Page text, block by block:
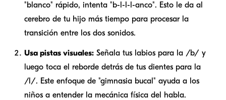
"blanco" rápido, intenta "b-l-l-l-anco". Esto le da al
cerebro de tu hijo más tiempo para procesar la
transición entre los dos sonidos.
Usa pistas visuales: Señala tus labios para la /b/ y
luego toca el reborde detrás de tus dientes para la
/l/. Este enfoque de "gimnasia bucal" ayuda a los
niños a entender la mecánica física del habla.